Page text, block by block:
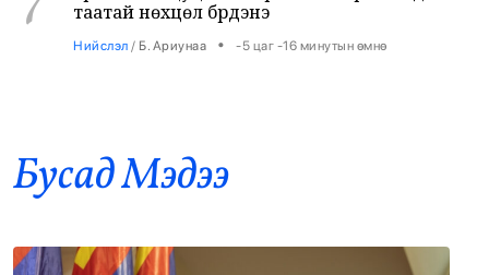
9 Дэлхий/АДМИН
Бусад Mэдээ